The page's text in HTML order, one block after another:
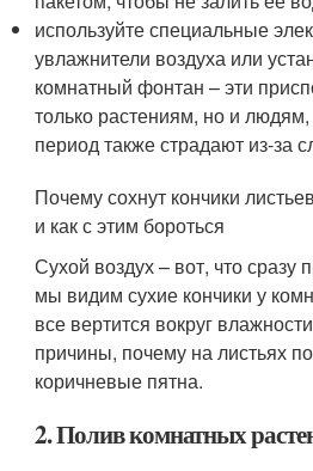
используйте специальные
увлажнители воздуха или
комнатный фонтан – эти
только растениям, но и
период также страдают из-за
Почему сохнут кончики
и как с этим бороться
Сухой воздух – вот, что сразу
мы видим сухие кончики у
все вертится вокруг
причины, почему на листьях
коричневые пятна.
2. Полив комнатных